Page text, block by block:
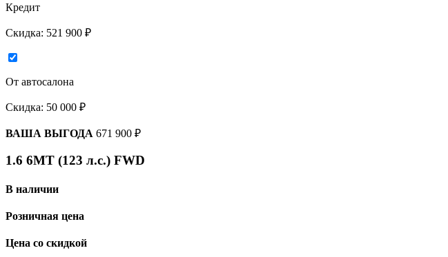
Кредит
Скидка: 521 900 ₽
От автосалона
Скидка: 50 000 ₽
ВАША ВЫГОДА 671 900 ₽
1.6 6МТ (123 л.с.) FWD
В наличии
Розничная цена
Цена со скидкой